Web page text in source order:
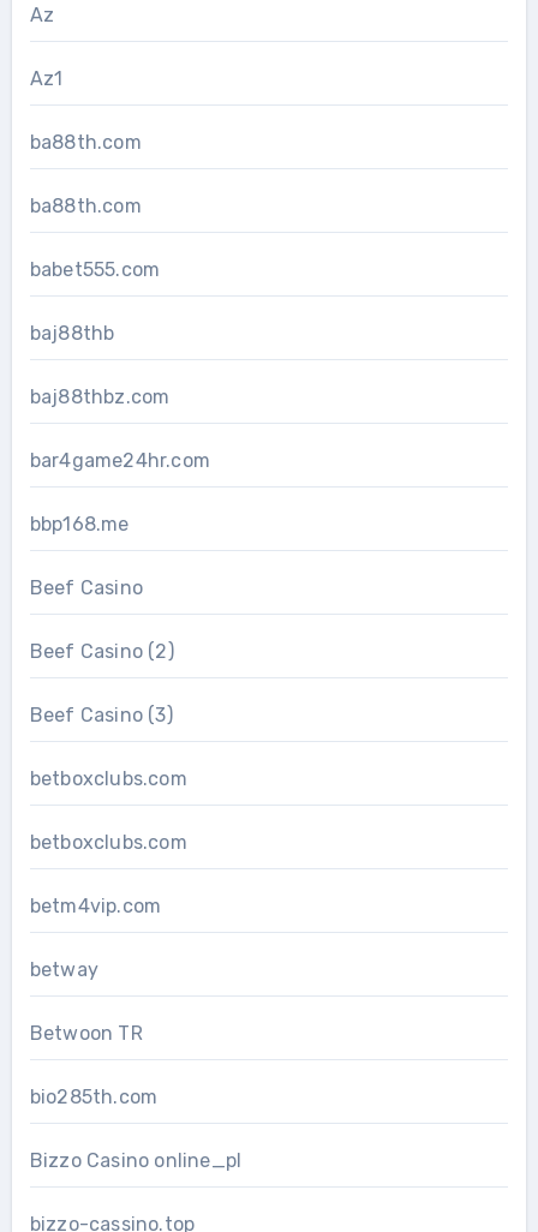
Az
Az1
ba88th.com
ba88th.com
babet555.com
baj88thb
baj88thbz.com
bar4game24hr.com
bbp168.me
Beef Casino
Beef Casino (2)
Beef Casino (3)
betboxclubs.com
betboxclubs.com
betm4vip.com
betway
Betwoon TR
bio285th.com
Bizzo Casino online_pl
bizzo-cassino.top